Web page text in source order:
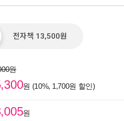
전자책 13,500원
원
원 (10%, 1,700원 할인)
원